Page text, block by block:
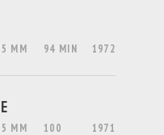
MM 94 MIN 1972
MM 100 1971